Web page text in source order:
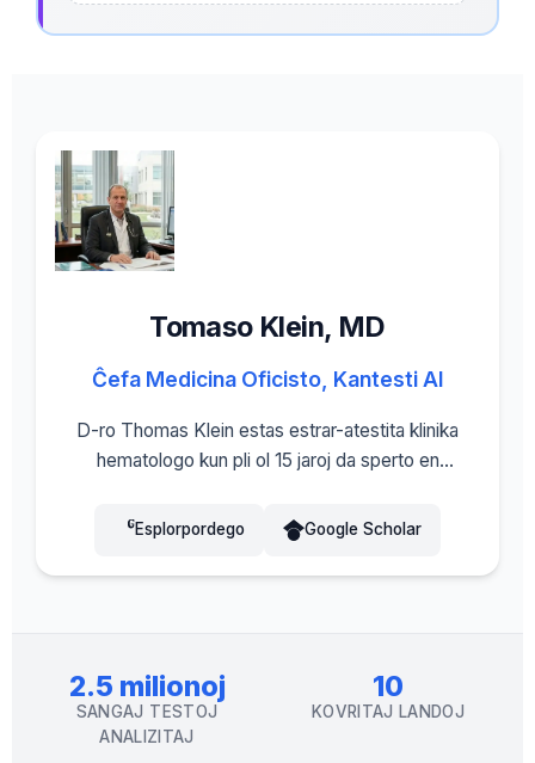
Tomaso Klein, MD
Ĉefa Medicina Oficisto, Kantesti AI
D-ro Thomas Klein estas estrar-atestita klinika
hematologo kun pli ol 15 jaroj da sperto en
Ĉefa Medicina Oficiro ĉe Kantesti AI, li gvidas la
precizecon de la propra neŭrala reto. D-ro Klein
analizo kaj optimumigo de populaciospecifaj
referencaj intervaloj.
Esplorpordego Google Scholar
2.5 milionoj
SANGAJ TESTOJ
ANALIZITAJ
10
KOVRITAJ LANDOJ